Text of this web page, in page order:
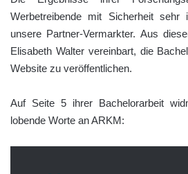
Werbetreibende mit Sicherheit sehr
unsere Partner-Vermarkter. Aus
Elisabeth Walter vereinbart, die
Website zu veröffentlichen.
Auf Seite 5 ihrer Bachelorarbeit
lobende Worte an ARKM: